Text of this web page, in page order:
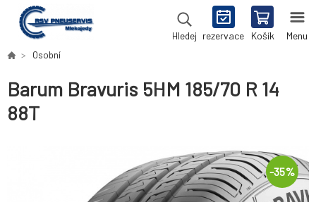
Hledej rezervace Košík Menu
Osobní
Barum Bravuris 5HM 185/70 R 14
88T
-35%